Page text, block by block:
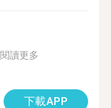
閱讀更多
下載APP